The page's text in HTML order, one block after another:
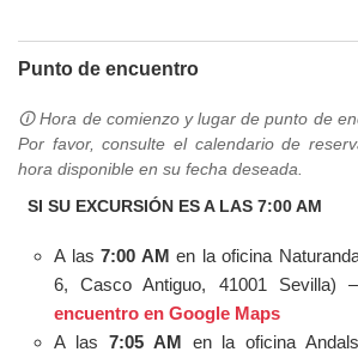
Punto de encuentro
🛈 Hora de comienzo y lugar de punto de
Por favor, consulte el calendario de
hora disponible en su fecha deseada.
SI SU EXCURSIÓN ES A LAS 7:00 AM
A las 7:00 AM en la oficina
6, Casco Antiguo, 41001 Sevilla)
encuentro en Google Maps
A las 7:05 AM en la oficina